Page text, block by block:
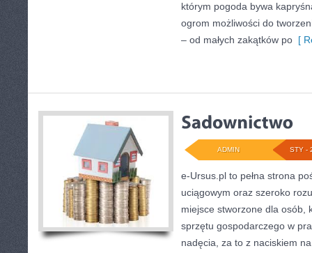
którym pogoda bywa
ogrom możliwości do
– od małych zakątków po [
STY -
ADMIN
e-Ursus.pl to pełna strona
uciągowym oraz szeroko
miejsce stworzone dla osób,
sprzętu gospodarczego w
nadęcia, za to z naciskiem